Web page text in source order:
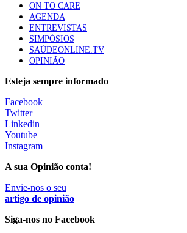
Trodelvy aprovado para primeira
mama triplo negativo metastático
elegíveis para inibidores PD-(L)1
61 visualizações
MAIS NOTÍCIAS
Quase 11.900 jovens recorreram aos cheques
nutricionista no primeiro mês
7 Ago, 2026
ULS de Coimbra estreia cirurgia
apoio robótico em Portugal
7 Ago, 2026 0 Comments
ON TO CARE
AGENDA
ENTREVISTAS
SIMPÓSIOS
SAÚDEONLINE.TV
OPINIÃO
Esteja sempre informado
Facebook
Twitter
Linkedin
Youtube
Instagram
A sua Opinião conta!
Envie-nos o seu
artigo de opinião
Siga-nos no Facebook